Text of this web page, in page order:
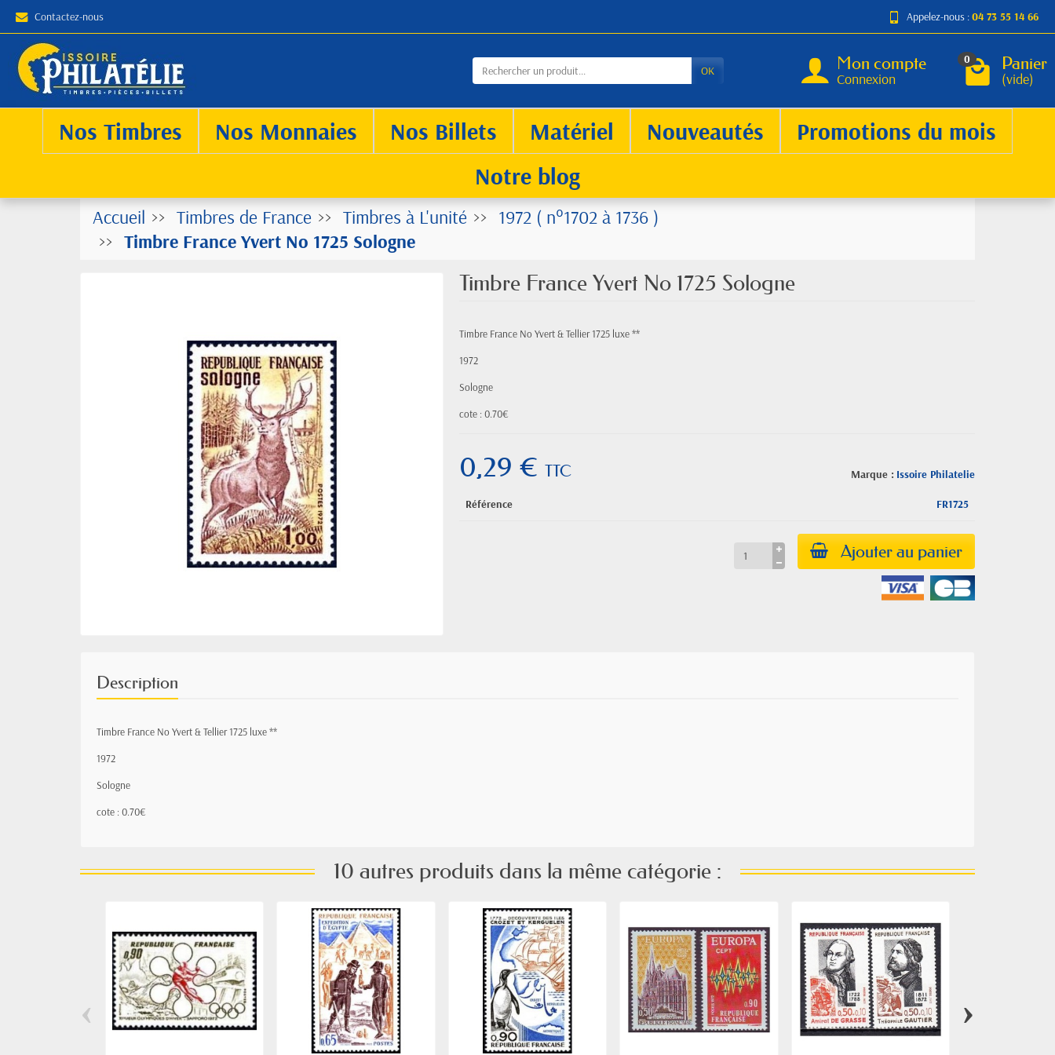
Contactez-nous Appelez-nous :04 73 55 14 66
OK Mon compte
Connexion
0 Panier
(vide)
Nos Timbres Nos Monnaies Nos Billets Matériel Nouveautés
Promotions du mois
Notre blog
Accueil Timbres de France Timbres à L'unité
1972 ( n°1702 à 1736 )
Timbre France Yvert No 1725 Sologne
Timbre France Yvert No 1725 Sologne
Timbre France No Yvert & Tellier 1725 luxe **
1972
Sologne
cote : 0.70€
Marque : Issoire Philatelie
0,29 €TTC
Référence FR1725
Ajouter au panier
Description
Timbre France No Yvert & Tellier 1725 luxe **
1972
Sologne
cote : 0.70€
10 autres produits dans la même catégorie :
‹ ›